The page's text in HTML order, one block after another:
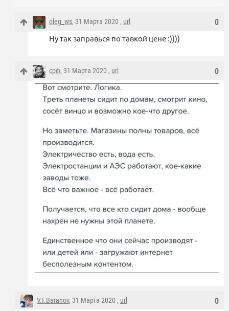
0
oleg_ws, 31 Марта 2020 , url
Ну так заправься по тавкой цене :))))
0
срф, 31 Марта 2020 , url
0
V.I.Baranov, 31 Марта 2020 , url